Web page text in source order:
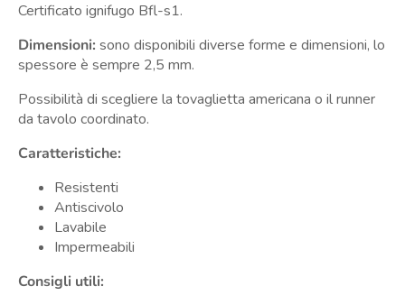
Certificato ignifugo Bfl-s1.
Dimensioni: sono disponibili diverse forme e dimensioni, lo
spessore è sempre 2,5 mm.
Possibilità di scegliere la tovaglietta americana o il runner
da tavolo coordinato.
Caratteristiche:
Resistenti
Antiscivolo
Lavabile
Impermeabili
Consigli utili: